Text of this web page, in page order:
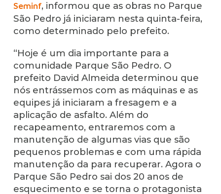
Seminf, informou que as obras no Parque
São Pedro já iniciaram nesta quinta-feira,
como determinado pelo prefeito.
“Hoje é um dia importante para a
comunidade Parque São Pedro. O
prefeito David Almeida determinou que
nós entrássemos com as máquinas e as
equipes já iniciaram a fresagem e a
aplicação de asfalto. Além do
recapeamento, entraremos com a
manutenção de algumas vias que são
pequenos problemas e com uma rápida
manutenção da para recuperar. Agora o
Parque São Pedro sai dos 20 anos de
esquecimento e se torna o protagonista